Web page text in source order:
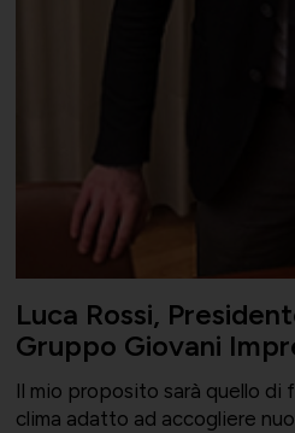
Luca Rossi,
Gruppo Giovani
Il mio proposito sarà quello di
clima adatto ad accogliere